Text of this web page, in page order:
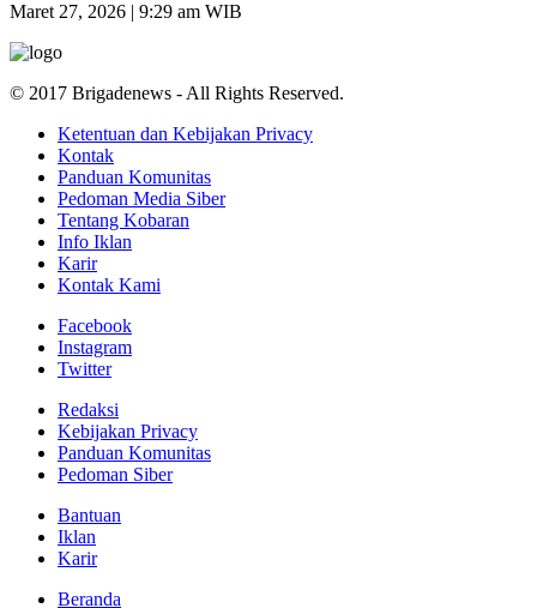
Maret 27, 2026 | 9:29 am WIB
© 2017 Brigadenews - All Rights Reserved.
Ketentuan dan Kebijakan Privacy
Kontak
Panduan Komunitas
Pedoman Media Siber
Tentang Kobaran
Info Iklan
Karir
Kontak Kami
Facebook
Instagram
Twitter
Redaksi
Kebijakan Privacy
Panduan Komunitas
Pedoman Siber
Bantuan
Iklan
Karir
Beranda